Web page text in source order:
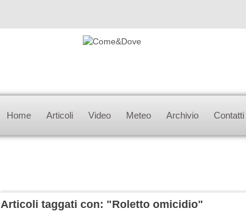
Home Articoli Video Meteo Archivio Contatti
Articoli taggati con: "Roletto omicidio"